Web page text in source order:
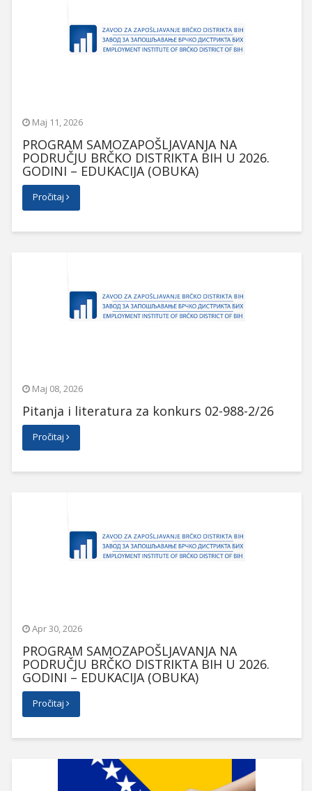
Maj 11, 2026
PROGRAM SAMOZAPOŠLJAVANJA NA
PODRUČJU BRČKO DISTRIKTA BIH U 2026.
GODINI – EDUKACIJA (OBUKA)
Pročitaj
Maj 08, 2026
Pitanja i literatura za konkurs 02-988-2/26
Pročitaj
Apr 30, 2026
PROGRAM SAMOZAPOŠLJAVANJA NA
PODRUČJU BRČKO DISTRIKTA BIH U 2026.
GODINI – EDUKACIJA (OBUKA)
Pročitaj